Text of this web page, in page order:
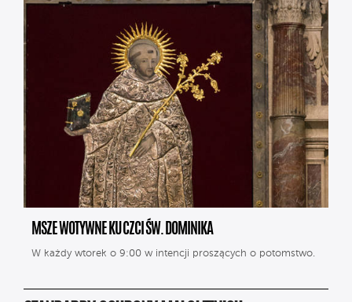
MSZE WOTYWNE KU CZCI ŚW. DOMINIKA
W każdy wtorek o 9:00 w intencji proszących o potomstwo.